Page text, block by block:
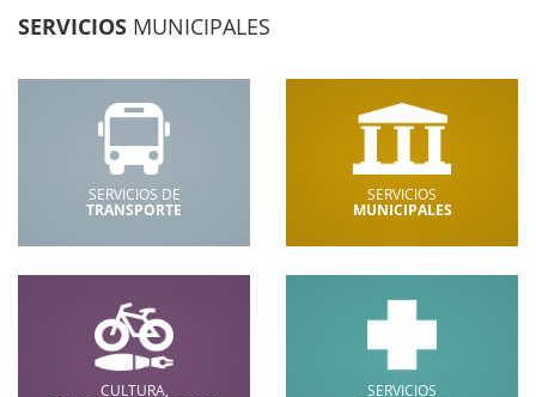
SERVICIOS MUNICIPALES
SERVICIOS DE
TRANSPORTE
SERVICIOS
MUNICIPALES
CULTURA, SERVICIOS